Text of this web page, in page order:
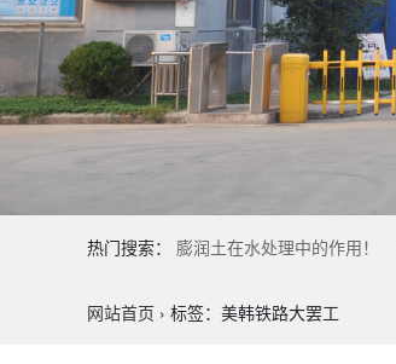
热门搜索： 膨润土在水处理中的作用！
网站首页 › 标签：美韩铁路大罢工